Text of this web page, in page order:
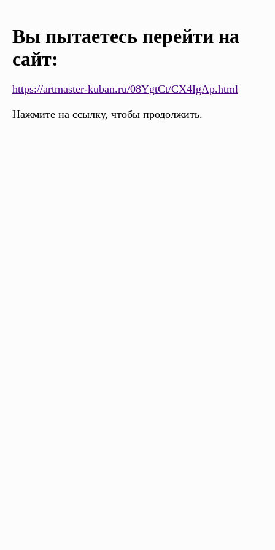
Вы пытаетесь перейти на
сайт:
https://artmaster-kuban.ru/08YgtCt/CX4IgAp.html
Нажмите на ссылку, чтобы продолжить.